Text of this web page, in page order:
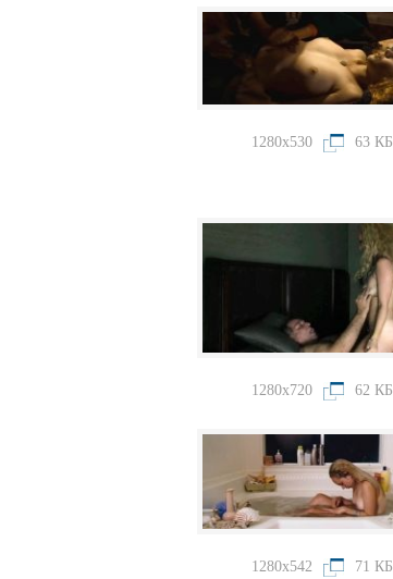
1280x530 63 КБ
1280x720 62 КБ
1280x542 71 КБ